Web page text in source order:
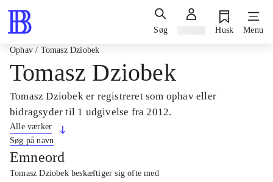
Søg Husk Menu
Ophav / Tomasz Dziobek
Tomasz Dziobek
Tomasz Dziobek er registreret som ophav eller
bidragsyder til 1 udgivelse fra 2012.
Alle værker
Søg på navn
Emneord
Tomasz Dziobek beskæftiger sig ofte med